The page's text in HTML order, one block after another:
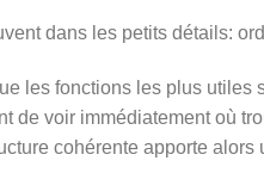
dans les petits détails:
les fonctions les plus
de voir immédiatement où
cohérente apporte